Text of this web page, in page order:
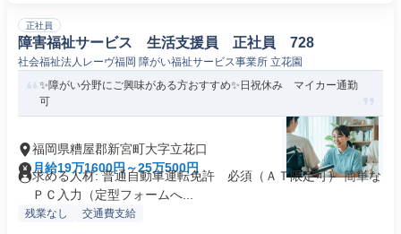
正社員
障害福祉サービス 生活支援員 正社員 728
社会福祉法人レーヴ福岡 障がい福祉サービス事業所 立花園
✨障がい分野にご興味がある方おすすめ✨日祝休み マイカー通勤
可
福岡県糟屋郡新宮町大字立花口
月給19万1600円～25万500円
求める人材: 普通自動車運転免許 必須（ＡＴ限定可） 簡単な
ＰＣ入力（定型フォームへ...
残業なし 交通費支給